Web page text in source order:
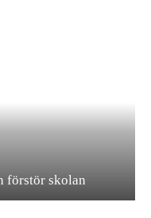
förstör skolan